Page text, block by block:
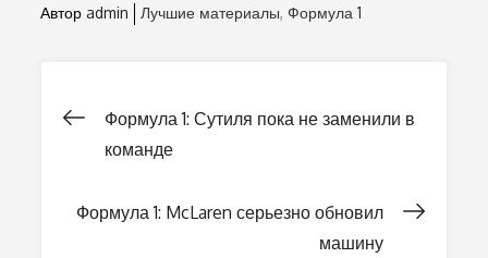
Авторadmin Лучшие материалы Формула 1
Навигация
по
Формула 1: Сутиля пока не заменили в
команде
Формула 1: McLaren серьезно обновил
машину